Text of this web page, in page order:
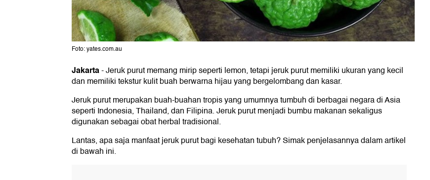
Foto: yates.com.au
Jakarta-Jeruk purut memang mirip seperti lemon, tetapi jeruk purut memiliki ukuran yang kecil
dan memiliki tekstur kulit buah berwarna hijau yang bergelombang dan kasar.
Jeruk purut merupakan buah-buahan tropis yang umumnya tumbuh di berbagai negara di Asia
seperti Indonesia, Thailand, dan Filipina. Jeruk purut menjadi bumbu makanan sekaligus
digunakan sebagai obat herbal tradisional.
Lantas, apa saja manfaat jeruk purut bagi kesehatan tubuh? Simak penjelasannya dalam artikel
di bawah ini.